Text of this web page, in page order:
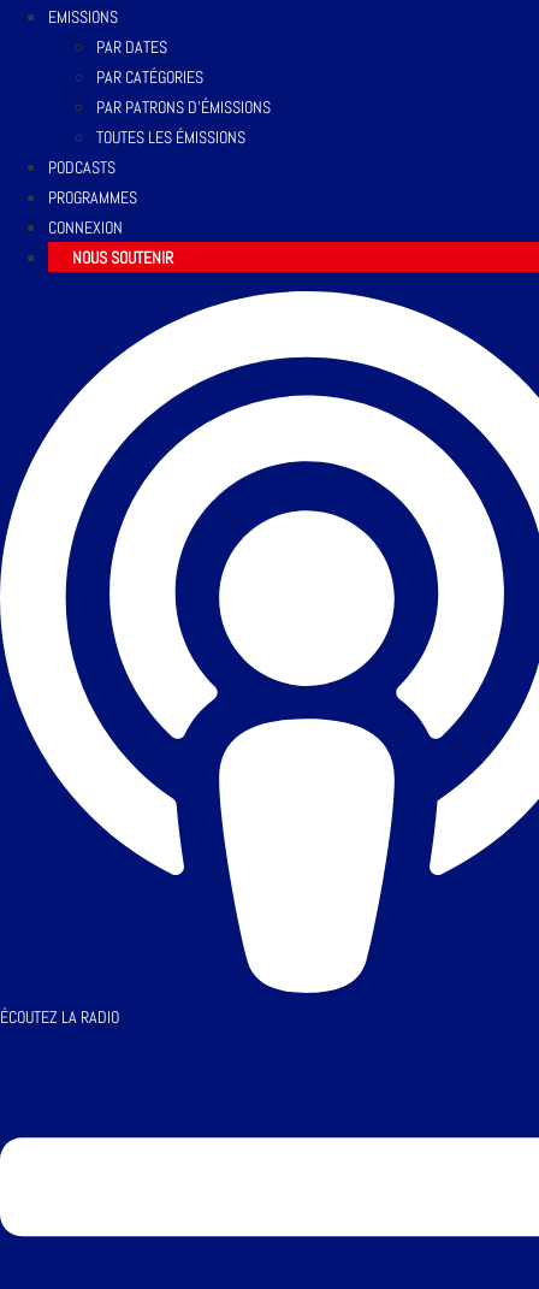
EMISSIONS
PAR DATES
PAR CATÉGORIES
PAR PATRONS D’ÉMISSIONS
TOUTES LES ÉMISSIONS
PODCASTS
PROGRAMMES
CONNEXION
NOUS SOUTENIR
ÉCOUTEZ LA RADIO